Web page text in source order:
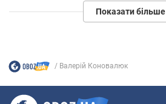
Показати більше
Валерій Коновалюк